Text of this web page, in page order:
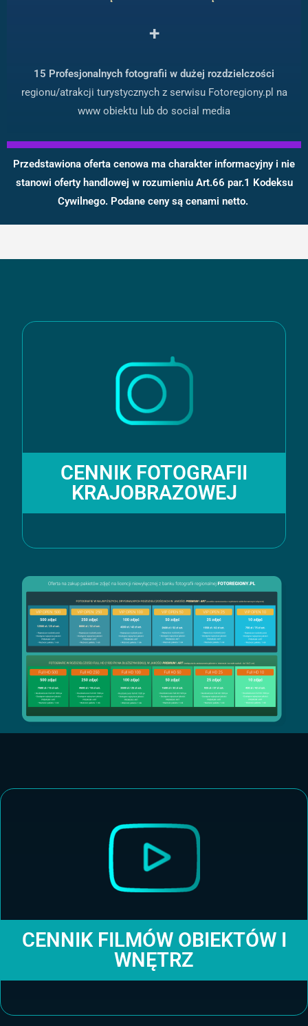
+
15 Profesjonalnych fotografii w dużej rozdzielczości
regionu/atrakcji turystycznych z serwisu Fotoregiony.pl na
www obiektu lub do social media
Przedstawiona oferta cenowa ma charakter informacyjny i nie
stanowi oferty handlowej w rozumieniu Art.66 par.1 Kodeksu
Cywilnego. Podane ceny są cenami netto.
CENNIK FOTOGRAFII
KRAJOBRAZOWEJ
CENNIK FILMÓW OBIEKTÓW I
WNĘTRZ